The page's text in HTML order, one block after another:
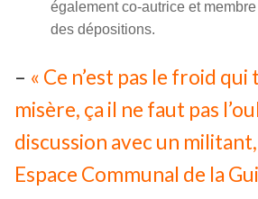
également co-autrice et
des dépositions.
– « Ce n’est pas le froid qui
misère, ça il ne faut pas
discussion avec un militant,
Espace Communal de la